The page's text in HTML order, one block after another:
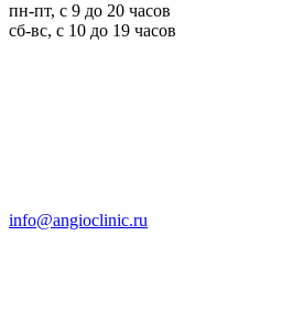
пн-пт, с 9 до 20 часов
сб-вс, с 10 до 19 часов
info@angioclinic.ru